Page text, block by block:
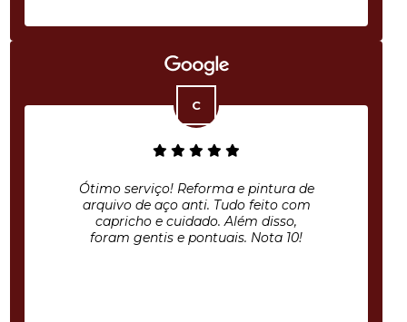
Ótimo serviço! Reforma e pintura de
arquivo de aço anti. Tudo feito com
capricho e cuidado. Além disso,
foram gentis e pontuais. Nota 10!